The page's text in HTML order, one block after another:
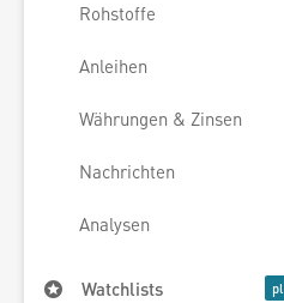
Rohstoffe
Anleihen
Währungen & Zinsen
Nachrichten
Analysen
Watchlists